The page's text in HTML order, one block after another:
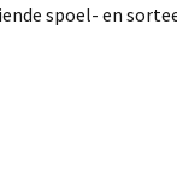
spoel- en